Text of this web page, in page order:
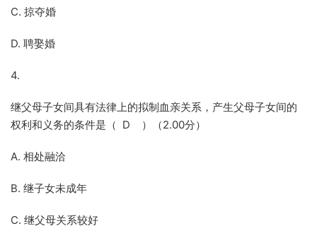
C. 掠夺婚
D. 聘娶婚
4.
继父母子女间具有法律上的拟制血亲关系，产生父母子女间的
权利和义务的条件是（ D ）（2.00分）
A. 相处融洽
B. 继子女未成年
C. 继父母关系较好